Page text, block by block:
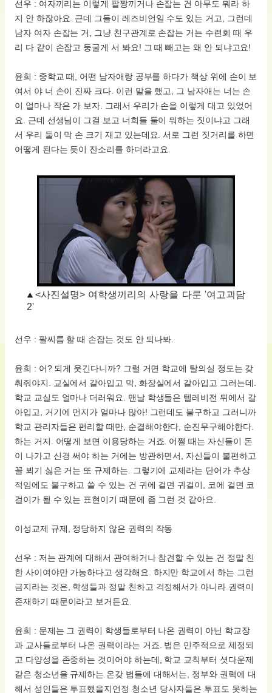
선우 : 여자끼리는 이렇게 팔짱끼거나 손잡는 건 아무도 뭐라 하
지 안 하잖아요. 근데 그들이 레즈비언일 수도 있는 거고, 그런데
남자 여자 손잡는 거, 그냥 친구관계로 손잡는 거는 수련회 때 우
리 다 같이 손잡고 둥굴게 서 봐요! 그 때 빼고는 왜 안 되냐고요!
윤희 : 중학교 때, 어떤 남자애랑 공부를 하다가 책상 위에 손이 보
여서 야 너 손이 진짜 크다. 이런 말을 했고, 그 남자애는 너는 손
이 얼마나 작은 가 보자. 그래서 우리가 손을 이렇게 대고 있었어
요. 근데 선생님이 그걸 보고 너희들 둘이 뭐하는 짓이냐고 그래
서 우리 둘이 막 손 크기 재고 있는데요. 서로 그런 짓거리를 하면
어떻게 된다는 듯이 잔소리를 하더라고요.
<사진설명> 여학생끼리의 사랑을 다룬 '여고괴담
2'
선우 : 팔씨름 할 때 손잡는 것도 안 되나봐.
윤희 : 어? 되게 웃긴다니까? 그럴 거면 학교에 탈의실 정도는 갖
춰줘야지. 교실에서 갈아입고 막, 화장실에서 갈아입고 그러는데.
학교 교실도 얼마나 더러워요. 맨날 학생들은 텔레비전 뒤에서 갈
아입고, 거기에 먼지가 얼마나 많아! 그런데도 불구하고 그러니까
학교 관리자들은 편리할 때만, 순결해야한다, 순진무구해야한다.
하는 거지. 어떻게 보면 이용당하는 거죠. 어쩔 때는 자신들이 돈
이 나가고 신경 써야 하는 거에는 방관하면서, 자신들이 불편하고
꼴 뵈기 싫은 거는 또 규제하는. 그렇기에 교제라는 단어가 추상
적임에도 불구하고 쓸 수 있는 건 귀에 걸면 귀걸이, 코에 걸면 코
걸이가 될 수 있는 표현이기 때문에 좀 그런 것 같아요.
이성교제 규제, 정당하지 않은 권력의 작동
선우 : 저는 관계에 대해서 관여하거나 참견할 수 있는 건 정말 친
한 사이여야만 가능하다고 생각해요. 하지만 학교에서 하는 그런
금지라는 것은, 학생들과 정말 친하고 걱정해서가 아니라 권력이
존재하기 때문이라고 보거든요.
윤희 : 문제는 그 권력이 학생들로부터 나온 권력이 아닌 학교장
과 교사들로부터 나온 권력이라는 거죠. 법은 민주적으로 제정되
고 다양성을 존중하는 것이어야 하는데, 학교 교칙부터 셧다운제
같은 청소년을 규제하는 온갖 법들에 대해서는, 정부와 권력에 대
해서 성인들은 투표했을지언정 청소년 당사자들은 투표도 못하는